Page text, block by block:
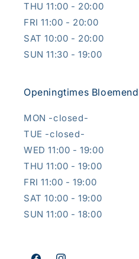
THU 11:00 - 20:00
FRI 11:00 - 20:00
SAT 10:00 - 20:00
SUN 11:30 - 19:00
Openingtimes
MON -closed-
TUE -closed-
WED 11:00 - 19:00
THU 11:00 - 19:00
FRI 11:00 - 19:00
SAT 10:00 - 19:00
SUN 11:00 - 18:00